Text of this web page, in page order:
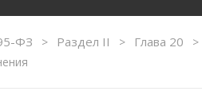
ФЗ > Раздел II > Глава 20 >